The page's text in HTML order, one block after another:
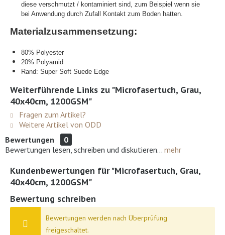
diese verschmutzt / kontaminiert sind, zum Beispiel wenn sie
bei Anwendung durch Zufall Kontakt zum Boden hatten.
Materialzusammensetzung:
80% Polyester
20% Polyamid
Rand: Super Soft Suede Edge
Weiterführende Links zu "Microfasertuch, Grau,
40x40cm, 1200GSM"
Fragen zum Artikel?
Weitere Artikel von ODD
Bewertungen
0
Bewertungen lesen, schreiben und diskutieren... mehr
Kundenbewertungen für "Microfasertuch, Grau,
40x40cm, 1200GSM"
Bewertung schreiben
Bewertungen werden nach Überprüfung
freigeschaltet.